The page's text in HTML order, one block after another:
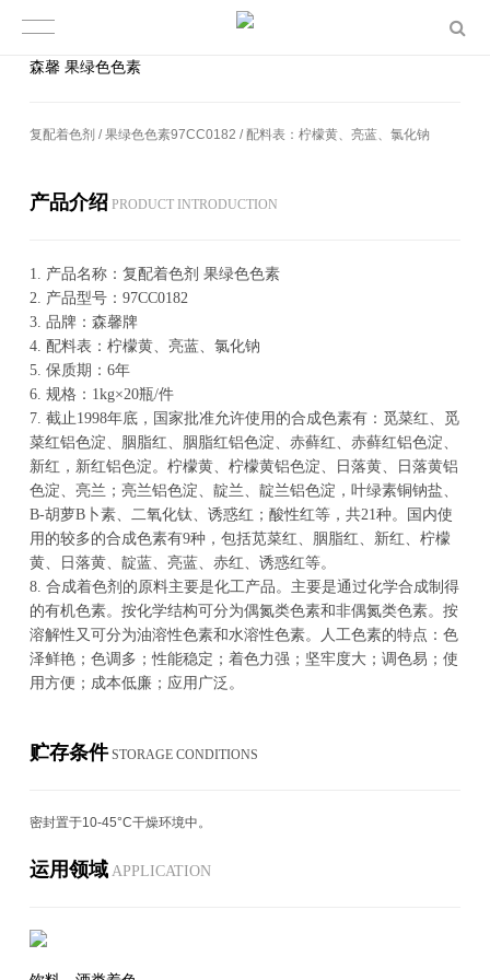
森馨 果绿色色素
复配着色剂 / 果绿色色素97CC0182 / 配料表：柠檬黄、亮蓝、氯化钠
产品介绍 PROD­UCT IN­TRO­DUC­TION
1. 产品名称：复配着色剂 果绿色色素
2. 产品型号：97CC0182
3. 品牌：森馨牌
4. 配料表：柠檬黄、亮蓝、氯化钠
5. 保质期：6年
6. 规格：1kg×20瓶/件
7. 截止1998年底，国家批准允许使用的合成色素有：觅菜红、觅
菜红铝色淀、胭脂红、胭脂红铝色淀、赤藓红、赤藓红铝色淀、
新红，新红铝色淀。柠檬黄、柠檬黄铝色淀、日落黄、日落黄铝
色淀、亮兰；亮兰铝色淀、靛兰、靛兰铝色淀，叶绿素铜钠盐、
B-胡萝B卜素、二氧化钛、诱惑红；酸性红等，共21种。国内使
用的较多的合成色素有9种，包括苋菜红、胭脂红、新红、柠檬
黄、日落黄、靛蓝、亮蓝、赤红、诱惑红等。
8. 合成着色剂的原料主要是化工产品。主要是通过化学合成制得
的有机色素。按化学结构可分为偶氮类色素和非偶氮类色素。按
溶解性又可分为油溶性色素和水溶性色素。人工色素的特点：色
泽鲜艳；色调多；性能稳定；着色力强；坚牢度大；调色易；使
用方便；成本低廉；应用广泛。
贮存条件 STOR­AGE CON­DI­TIONS
密封置于10-45°C干燥环境中。
运用领域 AP­PLI­CA­TION